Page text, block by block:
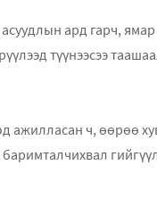
ард гарч, ямар
түүнээсээ
ажилласан ч, өөрөө
баримталчихвал